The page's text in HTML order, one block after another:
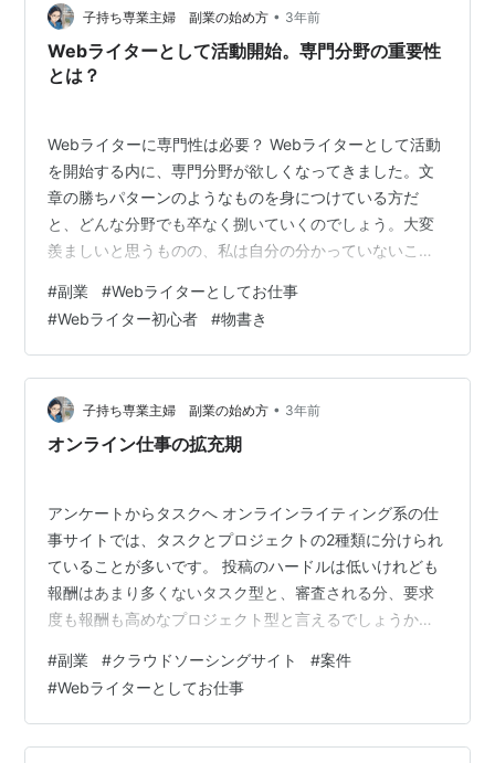
子持ち専業主婦 副業の始め方 • 3年前
Webライターとして活動開始。専門分野の重要性
とは？
Webライターに専門性は必要？ Webライターとして活動
を開始する内に、専門分野が欲しくなってきました。文
章の勝ちパターンのようなものを身につけている方だ
と、どんな分野でも卒なく捌いていくのでしょう。大変
羨ましいと思うものの、私は自分の分かっていないこと
で、書ける分野を磨くことにしました。 ちなみにです
が、何でも書けるライターなんておかしいと言下に否定
されそうですが、低報酬の案件の中には、器用な方なら
こなせそうなものが多くありました。どういうことかと
言うと、仕事内容の記述に「インターネットで見つかる
情報からまとめて下さい」と書いてあるのです。こ…
#副業 #Webライターとしてお仕事
#Webライター初心者 #物書き
子持ち専業主婦 副業の始め方 • 3年前
オンライン仕事の拡充期
アンケートからタスクへ オンラインライティング系の仕
事サイトでは、タスクとプロジェクトの2種類に分けられ
ていることが多いです。 投稿のハードルは低いけれども
報酬はあまり多くないタスク型と、審査される分、要求
度も報酬も高めなプロジェクト型と言えるでしょうか。
認されれば報酬が発生する 単価は低め プロジェクト 最
初にライターの選考があり、通過すると記事が作成、納
品できる 納品時に承認されないことや、修正依頼が入る
こともある 単価はタスクよりは上 私がアンケートの次に
#副業 #クラウドソーシングサイト #案件
#Webライターとしてお仕事